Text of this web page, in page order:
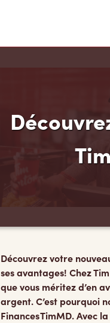
ses avantages! Chez
que vous méritez d’en
argent. C’est pourquoi
Finances TimMD. Avec
vous accumulerez des